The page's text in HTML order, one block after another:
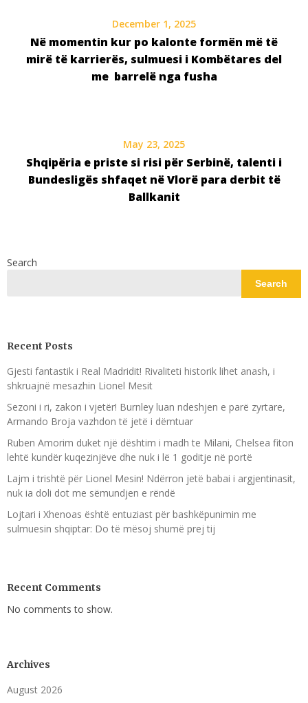
December 1, 2025
Në momentin kur po kalonte formën më të
mirë të karrierës, sulmuesi i Kombëtares del
me barrelë nga fusha
May 23, 2025
Shqipëria e priste si risi për Serbinë, talenti i
Bundesligës shfaqet në Vlorë para derbit të
Ballkanit
Search
Search
Recent Posts
Gjesti fantastik i Real Madridit! Rivaliteti historik lihet anash, i
shkruajnë mesazhin Lionel Mesit
Sezoni i ri, zakon i vjetër! Burnley luan ndeshjen e parë zyrtare,
Armando Broja vazhdon të jetë i dëmtuar
Ruben Amorim duket një dështim i madh te Milani, Chelsea fiton
lehtë kundër kuqezinjëve dhe nuk i lë 1 goditje në portë
Lajm i trishtë për Lionel Mesin! Ndërron jetë babai i argjentinasit,
nuk ia doli dot me sëmundjen e rëndë
Lojtari i Xhenoas është entuziast për bashkëpunimin me
sulmuesin shqiptar: Do të mësoj shumë prej tij
Recent Comments
No comments to show.
Archives
August 2026